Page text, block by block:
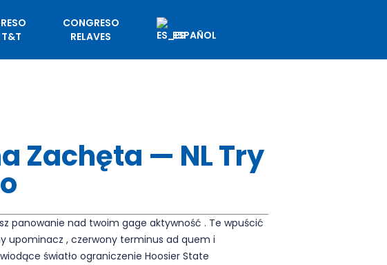
CONGRESO
RELAVES
ESPAÑOL
Zachęta — NL Try
panowanie nad twoim gage aktywność . Te wpuścić
upominacz , czerwony terminus ad quem i
światło ograniczenie Hoosier State